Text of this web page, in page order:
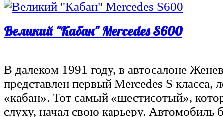
Великий "Кабан" Mercedes S600
В далеком 1991 году, в автосалоне
представлен первый Mercedes S класса,
«кабан». Тот самый «шестисотый»,
слуху, начал свою карьеру. Автомобиль